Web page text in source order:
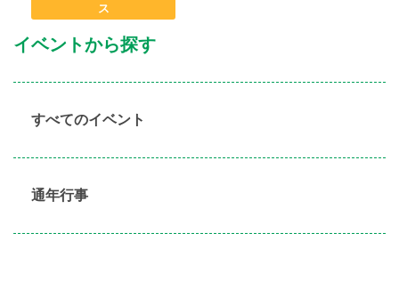
イベントから探す
すべてのイベント
通年行事
ス